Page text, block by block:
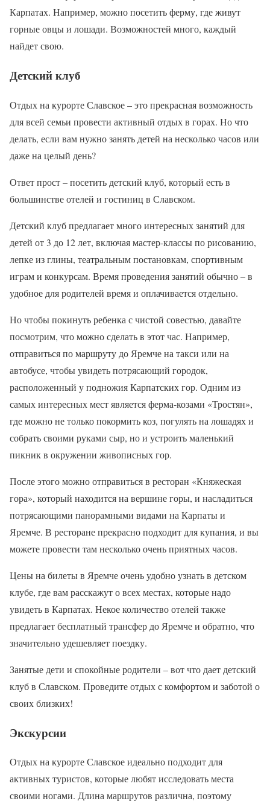
Карпатах. Например, можно посетить ферму, где живут
горные овцы и лошади. Возможностей много, каждый
найдет свою.
Детский клуб
Отдых на курорте Славское – это прекрасная возможность
для всей семьи провести активный отдых в горах. Но что
делать, если вам нужно занять детей на несколько часов или
даже на целый день?
Ответ прост – посетить детский клуб, который есть в
большинстве отелей и гостиниц в Славском.
Детский клуб предлагает много интересных занятий для
детей от 3 до 12 лет, включая мастер-классы по рисованию,
лепке из глины, театральным постановкам, спортивным
играм и конкурсам. Время проведения занятий обычно – в
удобное для родителей время и оплачивается отдельно.
Но чтобы покинуть ребенка с чистой совестью, давайте
посмотрим, что можно сделать в этот час. Например,
отправиться по маршруту до Яремче на такси или на
автобусе, чтобы увидеть потрясающий городок,
расположенный у подножия Карпатских гор. Одним из
самых интересных мест является ферма-козами «Тростян»,
где можно не только покормить коз, погулять на лошадях и
собрать своими руками сыр, но и устроить маленький
пикник в окружении живописных гор.
После этого можно отправиться в ресторан «Княжеская
гора», который находится на вершине горы, и насладиться
потрясающими панорамными видами на Карпаты и
Яремче. В ресторане прекрасно подходит для купания, и вы
можете провести там несколько очень приятных часов.
Цены на билеты в Яремче очень удобно узнать в детском
клубе, где вам расскажут о всех местах, которые надо
увидеть в Карпатах. Некое количество отелей также
предлагает бесплатный трансфер до Яремче и обратно, что
значительно удешевляет поездку.
Занятые дети и спокойные родители – вот что дает детский
клуб в Славском. Проведите отдых с комфортом и заботой о
своих близких!
Экскурсии
Отдых на курорте Славское идеально подходит для
активных туристов, которые любят исследовать места
своими ногами. Длина маршрутов различна, поэтому